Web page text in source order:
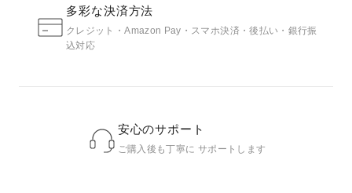
多彩な決済方法
クレジット・Amazon Pay・スマホ決済・後払い・銀行振
込対応
安心のサポート
ご購入後も丁寧に サポートします